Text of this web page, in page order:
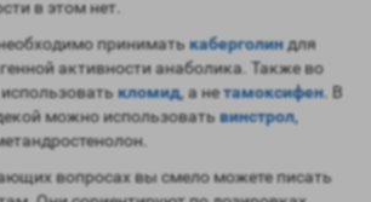
в этом нет.
приниматькаберголиндля
активности анаболика. Также во
кломид, а нетамоксифен. В
можно использоватьвинстрол,
вопросах вы смело можете писать